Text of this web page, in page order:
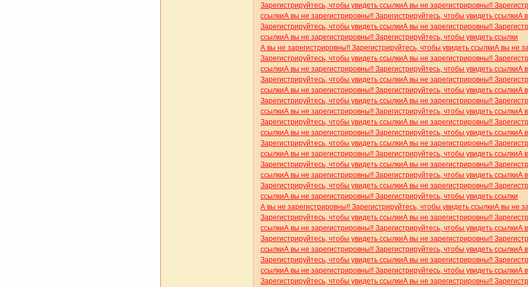
Зарегистрируйтесь, чтобы увидеть ссылкиА вы не зарегистрировны!!
ссылкиА вы не зарегистрировны!! Зарегистрируйтесь, чтобы увидеть ссылкиА
Зарегистрируйтесь, чтобы увидеть ссылкиА вы не зарегистрировны!!
ссылкиА вы не зарегистрировны!! Зарегистрируйтесь, чтобы увидеть ссылки
А вы не зарегистрировны!! Зарегистрируйтесь, чтобы увидеть ссылкиА вы не
Зарегистрируйтесь, чтобы увидеть ссылкиА вы не зарегистрировны!!
ссылкиА вы не зарегистрировны!! Зарегистрируйтесь, чтобы увидеть ссылкиА
Зарегистрируйтесь, чтобы увидеть ссылкиА вы не зарегистрировны!!
ссылкиА вы не зарегистрировны!! Зарегистрируйтесь, чтобы увидеть ссылкиА
Зарегистрируйтесь, чтобы увидеть ссылкиА вы не зарегистрировны!!
ссылкиА вы не зарегистрировны!! Зарегистрируйтесь, чтобы увидеть ссылкиА
Зарегистрируйтесь, чтобы увидеть ссылкиА вы не зарегистрировны!!
ссылкиА вы не зарегистрировны!! Зарегистрируйтесь, чтобы увидеть ссылкиА
Зарегистрируйтесь, чтобы увидеть ссылкиА вы не зарегистрировны!!
ссылкиА вы не зарегистрировны!! Зарегистрируйтесь, чтобы увидеть ссылкиА
Зарегистрируйтесь, чтобы увидеть ссылкиА вы не зарегистрировны!!
ссылкиА вы не зарегистрировны!! Зарегистрируйтесь, чтобы увидеть ссылкиА
Зарегистрируйтесь, чтобы увидеть ссылкиА вы не зарегистрировны!!
ссылкиА вы не зарегистрировны!! Зарегистрируйтесь, чтобы увидеть ссылки
А вы не зарегистрировны!! Зарегистрируйтесь, чтобы увидеть ссылкиА вы не
Зарегистрируйтесь, чтобы увидеть ссылкиА вы не зарегистрировны!!
ссылкиА вы не зарегистрировны!! Зарегистрируйтесь, чтобы увидеть ссылкиА
Зарегистрируйтесь, чтобы увидеть ссылкиА вы не зарегистрировны!!
ссылкиА вы не зарегистрировны!! Зарегистрируйтесь, чтобы увидеть ссылкиА
Зарегистрируйтесь, чтобы увидеть ссылкиА вы не зарегистрировны!!
ссылкиА вы не зарегистрировны!! Зарегистрируйтесь, чтобы увидеть ссылкиА
Зарегистрируйтесь, чтобы увидеть ссылкиА вы не зарегистрировны!!